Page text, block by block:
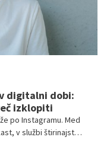
digitalni dobi:
izklopiti
po Instagramu. Med
v službi štirinajst